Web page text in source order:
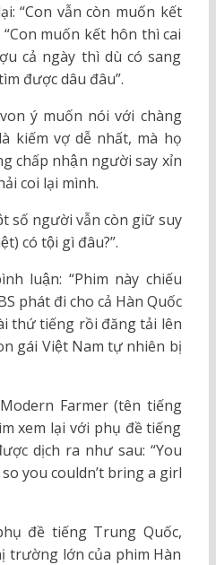
“Con vẫn còn muốn kết
muốn kết hôn thì cai
cả ngày thì dù có sang
được dâu đâu”.
ý muốn nói với chàng
kiếm vợ dễ nhất, mà họ
chấp nhận người say xỉn
coi lại mình.
số người vẫn còn giữ suy
có tội gì đâu?”.
luận: “Phim này chiếu
phát đi cho cả Hàn Quốc
thứ tiếng rồi đăng tải lên
gái Việt Nam tự nhiên bị
Farmer (tên tiếng
xem lại với phụ đề tiếng
dịch ra như sau: “You
you couldn’t bring a girl
đề tiếng Trung Quốc,
trường lớn của phim Hàn